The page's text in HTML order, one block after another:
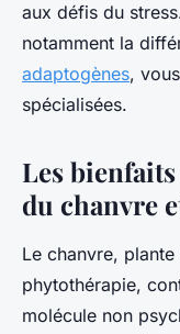
aux défis du
notamment la
adaptogènes,
spécialisées.
Les
du chanvre
Le chanvre,
phytothérapie,
molécule non